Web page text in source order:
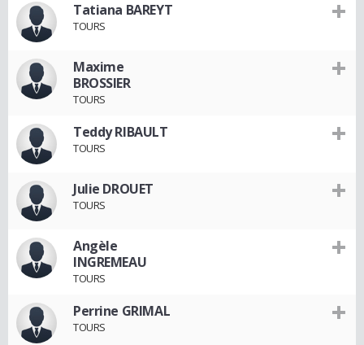
Tatiana BAREYT
TOURS
Maxime
BROSSIER
TOURS
Teddy RIBAULT
TOURS
Julie DROUET
TOURS
Angèle
INGREMEAU
TOURS
Perrine GRIMAL
TOURS